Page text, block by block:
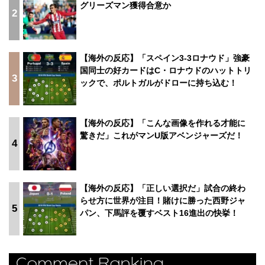
2
グリーズマン獲得合意か
3
【海外の反応】「スペイン3-3ロナウド」強豪
国同士の好カードはC・ロナウドのハットトリ
ックで、ポルトガルがドローに持ち込む！
4
【海外の反応】「こんな画像を作れる才能に
驚きだ」これがマンU版アベンジャーズだ！
5
【海外の反応】「正しい選択だ」試合の終わ
らせ方に世界が注目！賭けに勝った西野ジャ
パン、下馬評を覆すベスト16進出の快挙！